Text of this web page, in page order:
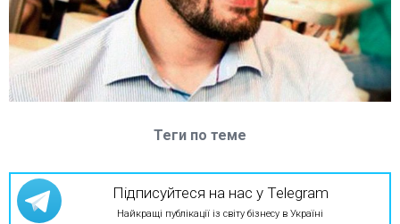
Теги по теме
Підписуйтеся на нас у Telegram
Найкращі публікації із світу бізнесу в Україні